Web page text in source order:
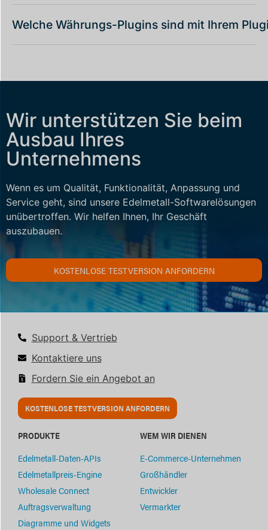
Welche Währungs-Plugins sind mit Ihrem
Wir unterstützen Sie beim
Ausbau Ihres
Unternehmens
Wenn es um Qualität, Funktionalität, Anpassung und
Service geht, sind unsere Edelmetall-Softwarelösungen
unübertroffen. Wir helfen Ihnen, Ihr Geschäft
auszubauen.
KOSTENLOSE TESTVERSION ANFORDERN
Support & Vertrieb
Kontaktiere uns
Fordern Sie ein Angebot an
KOSTENLOSE TESTVERSION ANFORDERN
PRODUKTE
Edelmetall-Daten-APIs
Edelmetallpreis-Engine
Wholesale Connect
Auftragsverwaltung
Diagramme und Widgets
WEM WIR DIENEN
E-Commerce-Unternehmen
Großhändler
Entwickler
Vermarkter